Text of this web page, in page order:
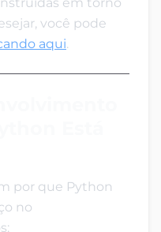
você pode
aqui.
por que Python
no